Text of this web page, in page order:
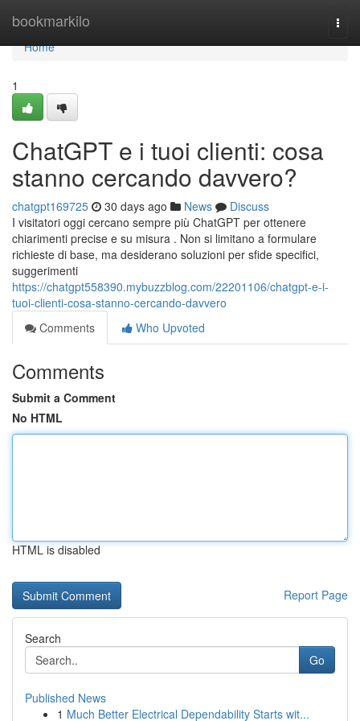
bookmarkilo
Home
Home
1
ChatGPT e i tuoi clienti: cosa
stanno cercando davvero?
chatgpt169725 30 days ago News
Discuss
I visitatori oggi cercano sempre più ChatGPT per ottenere
chiarimenti precise e su misura . Non si limitano a formulare
richieste di base, ma desiderano soluzioni per sfide specifici,
suggerimenti
https://chatgpt558390.mybuzzblog.com/22201106/chatgpt-e-i-
tuoi-clienti-cosa-stanno-cercando-davvero
Comments
Who Upvoted
Comments
Submit a Comment
No HTML
HTML is disabled
Report Page
Search
Go
Published News
1 Much Better Electrical Dependability Starts wit...